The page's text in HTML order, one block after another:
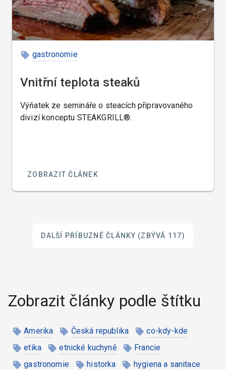
gastronomie
Vnitřní teplota steaků
Výňatek ze semináře o steacích připravovaného
divizí konceptu STEAKGRILL®.
ZOBRAZIT ČLÁNEK
DALŠÍ PŘÍBUZNÉ ČLÁNKY (ZBÝVÁ 117)
Zobrazit články podle štítku
Amerika Česká republika
co-kdy-kde
etika
etnické kuchyně
Francie
gastronomie
historka
hygiena a sanitace